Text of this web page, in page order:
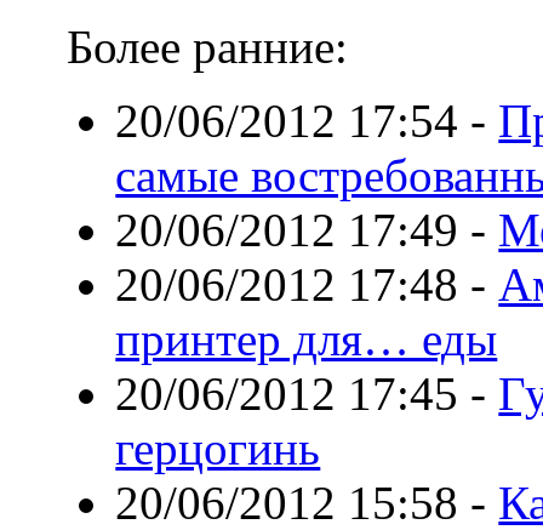
Более ранние:
20/06/2012 17:54 -
самые
20/06/2012 17:49 -
20/06/2012 17:48 -
принтер для… еды
20/06/2012 17:45 -
герцогинь
20/06/2012 15:58 -